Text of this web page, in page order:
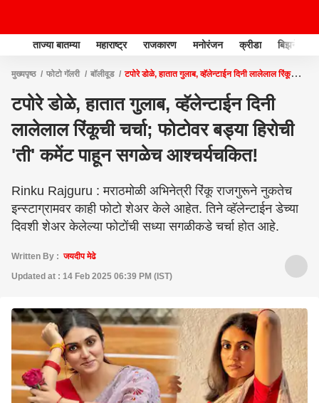
ताज्या बातम्या महाराष्ट्र राजकारण मनोरंजन क्रीडा बिझनेस
मुख्यपृष्ठ फोटो गॅलरी बॉलीवूड
टपोरे डोळे, हातात गुलाब, व्हॅलेन्टाईन दिनी लालेलाल रिंकूची
टपोरे डोळे, हातात गुलाब, व्हॅलेन्टाईन दिनी
लालेलाल रिंकूची चर्चा; फोटोवर बड्या हिरोची
'ती' कमेंट पाहून सगळेच आश्चर्यचकित!
Rinku Rajguru : मराठमोळी अभिनेत्री रिंकू राजगुरूने नुकतेच
इन्स्टाग्रामवर काही फोटो शेअर केले आहेत. तिने व्हॅलेन्टाईन डेच्या
दिवशी शेअर केलेल्या फोटोंची सध्या सगळीकडे चर्चा होत आहे.
Written By :जयदीप मेढे
Updated at : 14 Feb 2025 06:39 PM (IST)